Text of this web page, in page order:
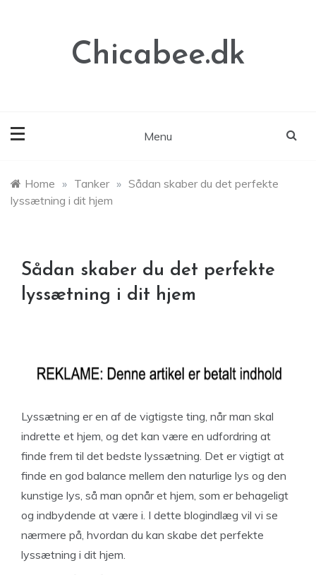
Chicabee.dk
Menu
Home » Tanker » Sådan skaber du det perfekte
lyssætning i dit hjem
Sådan skaber du det perfekte
lyssætning i dit hjem
Lyssætning er en af de vigtigste ting, når man skal
indrette et hjem, og det kan være en udfordring at
finde frem til det bedste lyssætning. Det er vigtigt at
finde en god balance mellem den naturlige lys og den
kunstige lys, så man opnår et hjem, som er behageligt
og indbydende at være i. I dette blogindlæg vil vi se
nærmere på, hvordan du kan skabe det perfekte
lyssætning i dit hjem.